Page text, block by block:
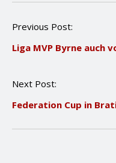
P
s
a
i
Previous Post:
Liga MVP Byrne auch
Next Post:
Federation Cup in